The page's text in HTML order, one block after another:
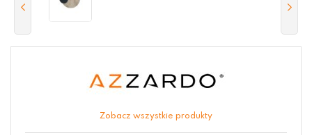
Zobacz wszystkie produkty